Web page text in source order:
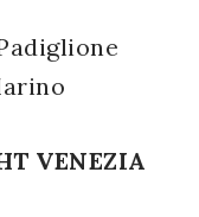
VENEZIA